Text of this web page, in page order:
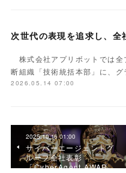
株式会社アプリボットでは全
断組織「技術統括本部」に、
2026.05.14 07:00
2025.10.16 01:00
サイバーエージェントグ
ループ全社表彰
「CyberAgent AWAR…